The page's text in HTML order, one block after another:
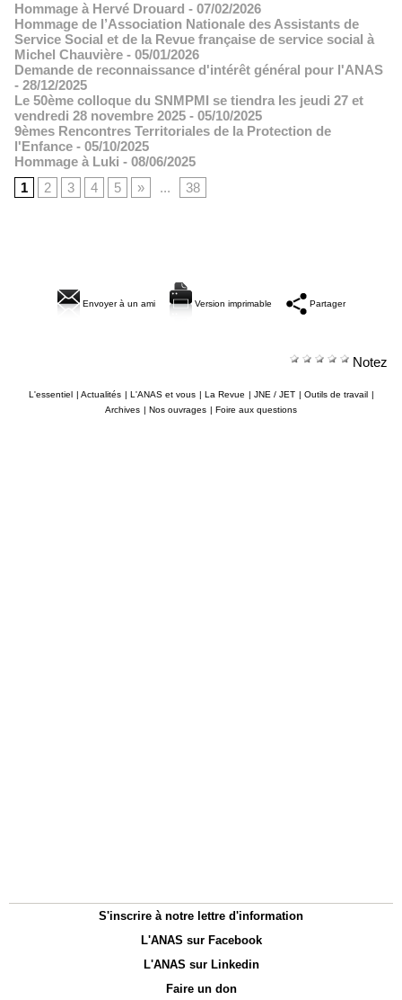
Hommage à Hervé Drouard - 07/02/2026
Hommage de l’Association Nationale des Assistants de
Service Social et de la Revue française de service social à
Michel Chauvière - 05/01/2026
Demande de reconnaissance d'intérêt général pour l'ANAS
- 28/12/2025
Le 50ème colloque du SNMPMI se tiendra les jeudi 27 et
vendredi 28 novembre 2025 - 05/10/2025
9èmes Rencontres Territoriales de la Protection de
l'Enfance - 05/10/2025
Hommage à Luki - 08/06/2025
1
2 3 4 5 » ... 38
Envoyer à un ami Version imprimable Partager
Notez
L'essentiel | Actualités | L'ANAS et vous | La Revue | JNE / JET | Outils de travail |
Archives | Nos ouvrages | Foire aux questions
S'inscrire à notre lettre d'information
L'ANAS sur Facebook
L'ANAS sur Linkedin
Faire un don